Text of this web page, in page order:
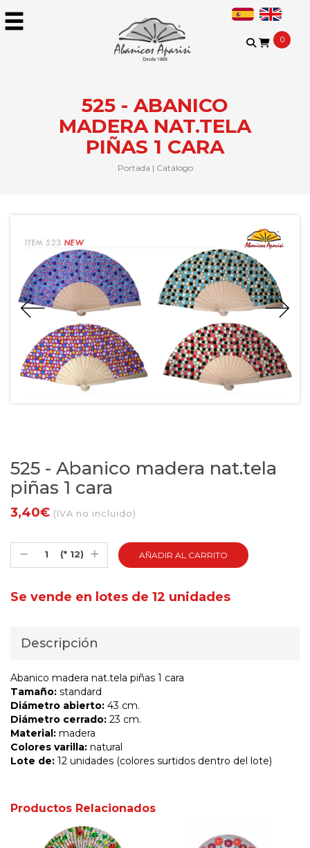
0
525 - ABANICO
MADERA NAT.TELA
PIÑAS 1 CARA
Portada | Catálogo
525 - Abanico madera nat.tela
piñas 1 cara
3,40€ (IVA no incluido)
(* 12)
Se vende en lotes de 12 unidades
Descripción
Abanico madera nat.tela piñas 1 cara
Tamaño: standard
Diámetro abierto: 43 cm.
Diámetro cerrado: 23 cm.
Material: madera
Colores varilla: natural
Lote de: 12 unidades (colores surtidos dentro del lote)
Productos Relacionados